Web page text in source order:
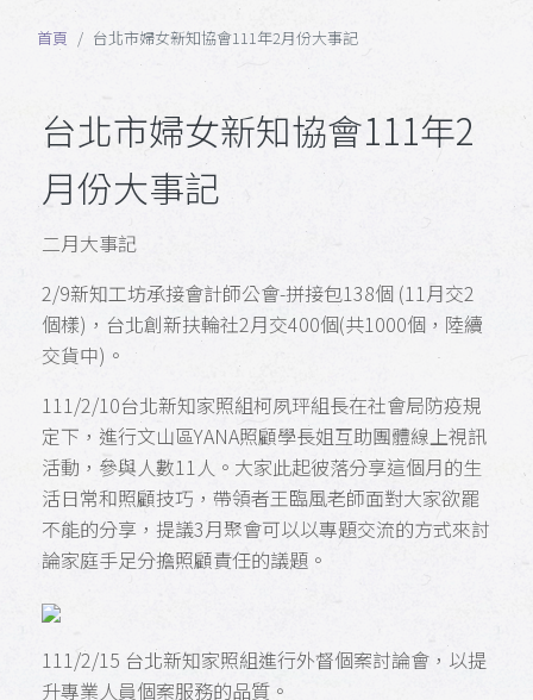
首頁 台北市婦女新知協會111年2月份大事記
台北市婦女新知協會111年2
月份大事記
二月大事記
2/9新知工坊承接會計師公會-拼接包138個 (11月交2
個樣)，台北創新扶輪社2月交400個(共1000個，陸續
交貨中)。
111/2/10台北新知家照組柯夙玶組長在社會局防疫規
定下，進行文山區YANA照顧學長姐互助團體線上視訊
活動，參與人數11人。大家此起彼落分享這個月的生
活日常和照顧技巧，帶領者王臨風老師面對大家欲罷
不能的分享，提議3月聚會可以以專題交流的方式來討
論家庭手足分擔照顧責任的議題。
111/2/15 台北新知家照組進行外督個案討論會，以提
升專業人員個案服務的品質。